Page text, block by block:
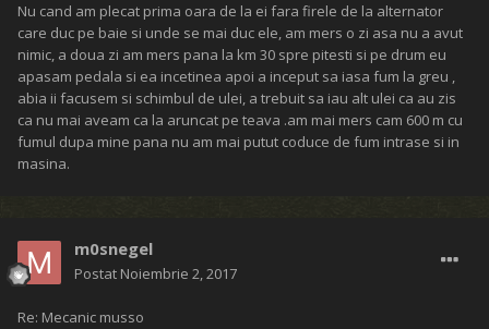
Nu cand am plecat prima oara de la ei fara firele de la alternator
care duc pe baie si unde se mai duc ele, am mers o zi asa nu a avut
nimic, a doua zi am mers pana la km 30 spre pitesti si pe drum eu
apasam pedala si ea incetinea apoi a inceput sa iasa fum la greu ,
abia ii facusem si schimbul de ulei, a trebuit sa iau alt ulei ca au zis
ca nu mai aveam ca la aruncat pe teava .am mai mers cam 600 m cu
fumul dupa mine pana nu am mai putut coduce de fum intrase si in
masina.
m0snegel
Postat Noiembrie 2, 2017
Re: Mecanic musso